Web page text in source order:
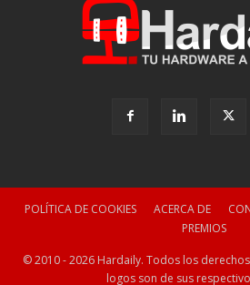
POLÍTICA DE COOKIES ACERCA DE
PREMIOS
© 2010 - 2026 Hardaily. Todos los derechos
logos son de sus